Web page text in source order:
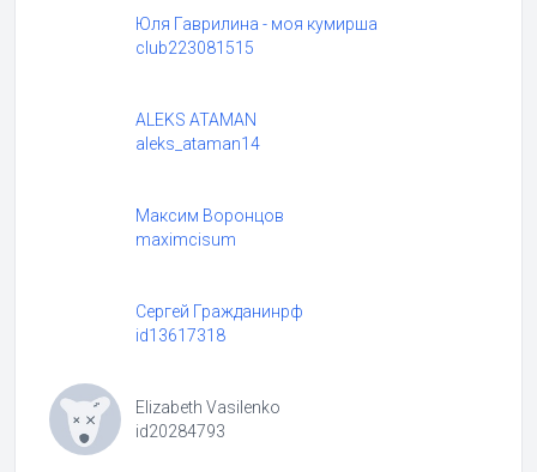
Юля Гаврилина - моя кумирша
club223081515
ALEKS ATAMAN
aleks_ataman14
Максим Воронцов
maximcisum
Сергей Гражданинрф
id13617318
Elizabeth Vasilenko
id20284793